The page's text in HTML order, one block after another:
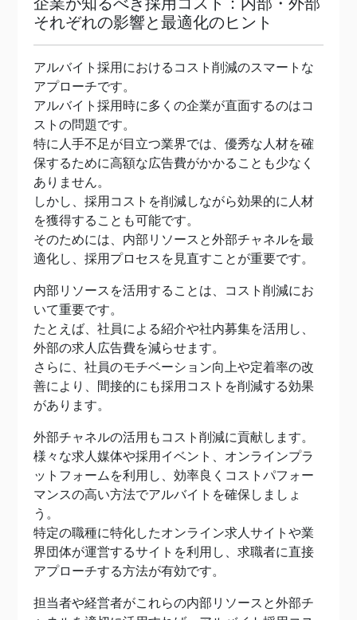
それぞれの影響と最適化のヒント
アルバイト採用におけるコスト削減のスマートな
アプローチです。
アルバイト採用時に多くの企業が直面するのはコ
ストの問題です。
特に人手不足が目立つ業界では、優秀な人材を確
保するために高額な広告費がかかることも少なく
ありません。
しかし、採用コストを削減しながら効果的に人材
を獲得することも可能です。
そのためには、内部リソースと外部チャネルを最
適化し、採用プロセスを見直すことが重要です。
内部リソースを活用することは、コスト削減にお
いて重要です。
たとえば、社員による紹介や社内募集を活用し、
外部の求人広告費を減らせます。
さらに、社員のモチベーション向上や定着率の改
善により、間接的にも採用コストを削減する効果
があります。
外部チャネルの活用もコスト削減に貢献します。
様々な求人媒体や採用イベント、オンラインプラ
ットフォームを利用し、効率良くコストパフォー
マンスの高い方法でアルバイトを確保しましょ
う。
特定の職種に特化したオンライン求人サイトや業
界団体が運営するサイトを利用し、求職者に直接
アプローチする方法が有効です。
担当者や経営者がこれらの内部リソースと外部チ